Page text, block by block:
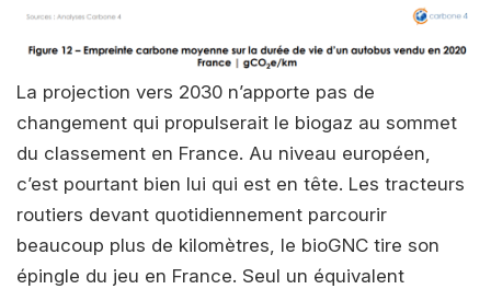
La projection vers 2030 n’apporte pas de
changement qui propulserait le biogaz au sommet
du classement en France. Au niveau européen,
c’est pourtant bien lui qui est en tête. Les tracteurs
routiers devant quotidiennement parcourir
beaucoup plus de kilomètres, le bioGNC tire son
épingle du jeu en France. Seul un équivalent